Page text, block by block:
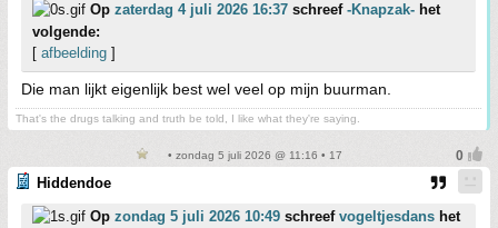
Op zaterdag 4 juli 2026 16:37 schreef -Knapzak- het
volgende:
[ afbeelding ]
Die man lijkt eigenlijk best wel veel op mijn buurman.
That's the drugs talking and truth be told, I like what they're saying.
• zondag 5 juli 2026 @ 11:16 • 17
Hiddendoe
Op zondag 5 juli 2026 10:49 schreef vogeltjesdans het